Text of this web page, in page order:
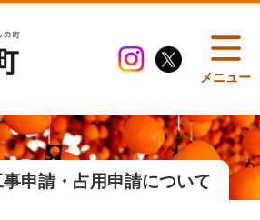
メニュー
申請・占用申請について